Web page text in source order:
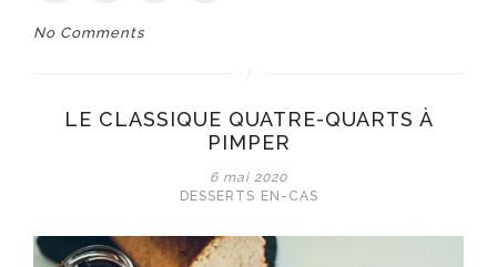
No Comments
LE CLASSIQUE QUATRE-QUARTS À
PIMPER
6 mai 2020
DESSERTS EN-CAS